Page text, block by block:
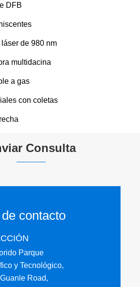
DFB
de 980 nm
multidacina
a gas
con coletas
Consulta
contacto
Parque
y Tecnológico,
Road,